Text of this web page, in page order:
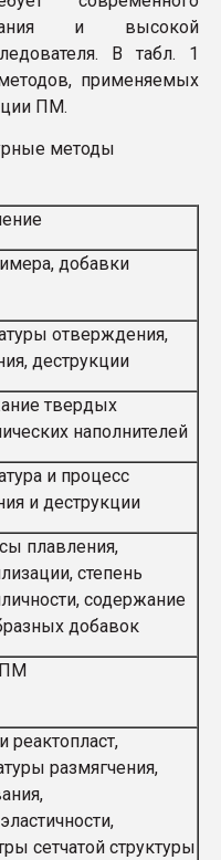
и высокой
В табл. 1
применяемых
ПМ.
методы
добавки
отверждения,
деструкции
твердых
наполнителей
и процесс
и деструкции
плавления,
степень
содержание
добавок
реактопласт,
размягчения,
сетчатой структуры